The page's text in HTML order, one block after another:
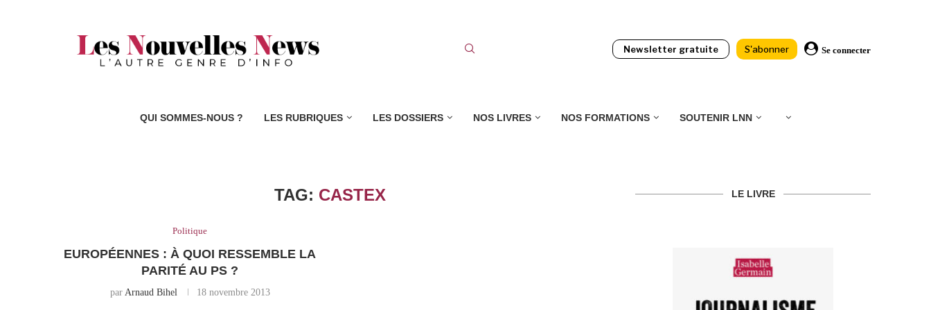
Newsletter gratuite S'abonner Se connecter
QUI SOMMES-NOUS ? LES RUBRIQUES LES DOSSIERS NOS LIVRES NOS FORMATIONS SOUTENIR LNN
TAG: CASTEX
Politique
EUROPÉENNES : À QUOI RESSEMBLE LA
PARITÉ AU PS ?
par Arnaud Bihel 18 novembre 2013
LE LIVRE